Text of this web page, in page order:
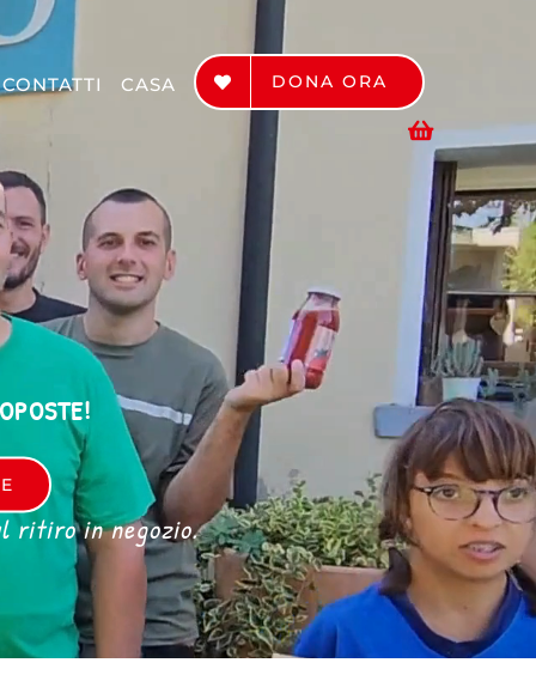
CONTATTI CASA DONA ORA
ritiro in negozio.